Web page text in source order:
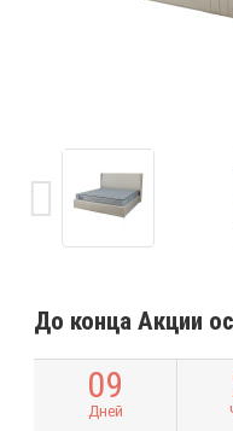
До конца Акции
09
Дней